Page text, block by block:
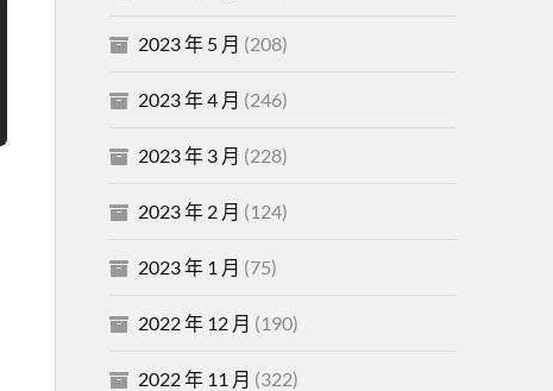
2023 年 5 月 (208)
2023 年 4 月 (246)
2023 年 3 月 (228)
2023 年 2 月 (124)
2023 年 1 月 (75)
2022 年 12 月 (190)
2022 年 11 月 (322)